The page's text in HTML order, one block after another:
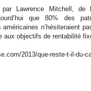
Lawrence Mitchell, de
que 80% des
américaines n’hésiteraient
aux objectifs de rentabilité
2013/que-reste-t-il-du-